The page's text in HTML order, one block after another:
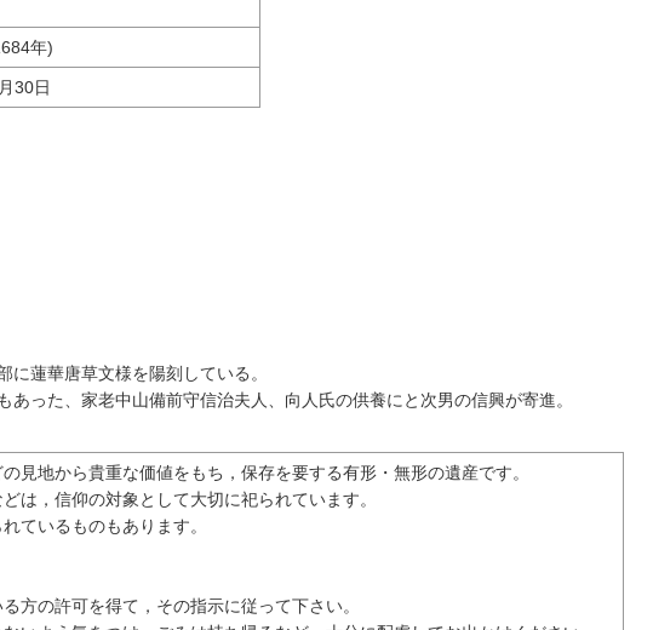
年)
30日
蓮華唐草文様を陽刻している。
った、家老中山備前守信治夫人、向人氏の供養にと次男の信興が寄進。
見地から貴重な価値をもち，保存を要する有形・無形の遺産です。
は，信仰の対象として大切に祀られています。
ているものもあります。
方の許可を得て，その指示に従って下さい。